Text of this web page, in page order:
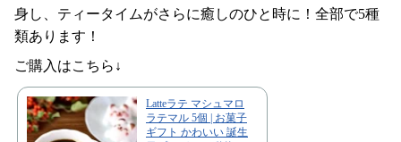
身し、ティータイムがさらに癒しのひと時に！全部で5種
類あります！
ご購入はこちら↓
Latteラテ マシュマロ
ラテマル 5個 | お菓子
ギフト かわいい 誕生